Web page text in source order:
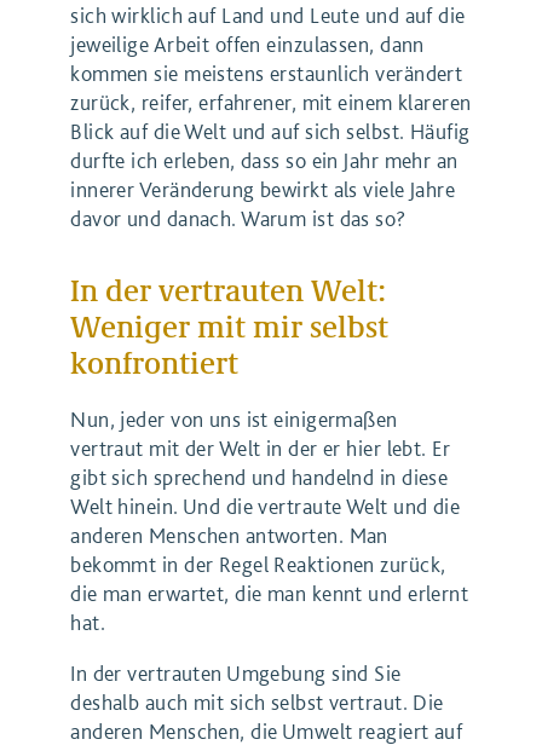
sich wirklich auf Land und Leute und auf die
jeweilige Arbeit offen einzulassen, dann
kommen sie meistens erstaunlich verändert
zurück, reifer, erfahrener, mit einem klareren
Blick auf die Welt und auf sich selbst. Häufig
durfte ich erleben, dass so ein Jahr mehr an
innerer Veränderung bewirkt als viele Jahre
davor und danach. Warum ist das so?
In der vertrauten Welt:
Weniger mit mir selbst
konfrontiert
Nun, jeder von uns ist einigermaßen
vertraut mit der Welt in der er hier lebt. Er
gibt sich sprechend und handelnd in diese
Welt hinein. Und die vertraute Welt und die
anderen Menschen antworten. Man
bekommt in der Regel Reaktionen zurück,
die man erwartet, die man kennt und erlernt
hat.
In der vertrauten Umgebung sind Sie
deshalb auch mit sich selbst vertraut. Die
anderen Menschen, die Umwelt reagiert auf